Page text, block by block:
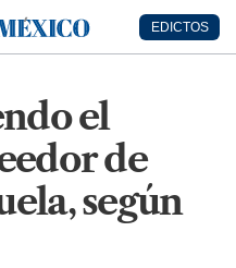
EDICTOS
el
de
según